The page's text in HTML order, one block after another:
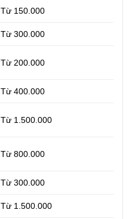
Từ 150.000
Từ 300.000
Từ 200.000
Từ 400.000
Từ 1.500.000
Từ 800.000
Từ 300.000
Từ 1.500.000